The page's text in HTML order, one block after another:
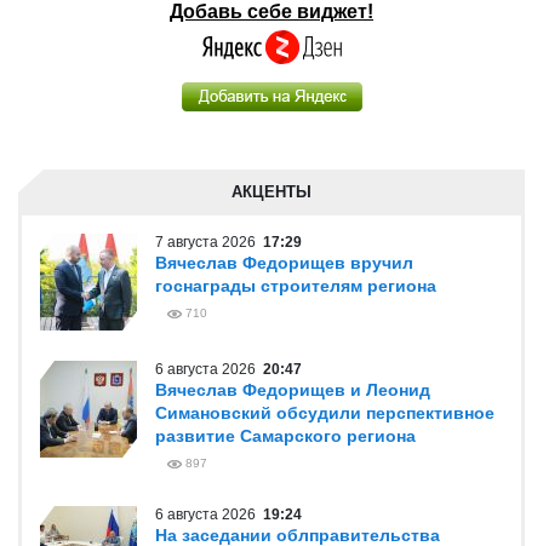
Добавь себе виджет!
АКЦЕНТЫ
7 августа 2026 17:29
Вячеслав Федорищев вручил
госнаграды строителям региона
710
6 августа 2026 20:47
Вячеслав Федорищев и Леонид
Симановский обсудили перспективное
развитие Самарского региона
897
6 августа 2026 19:24
На заседании облправительства